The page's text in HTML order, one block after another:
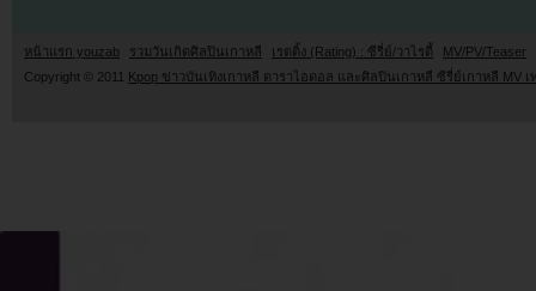
หน้าแรก youzab รวมวันเกิดศิลปินเกาหลี เรตติ้ง (Rating) : ซีรี่ย์/วาไรตี้
MV/PV/Teaser
Copyright © 2011 Kpop ข่าวบันเทิงเกาหลี ดาราไอดอล และศิลปินเกาหลี ซีรี่ย์เกาหลี MV